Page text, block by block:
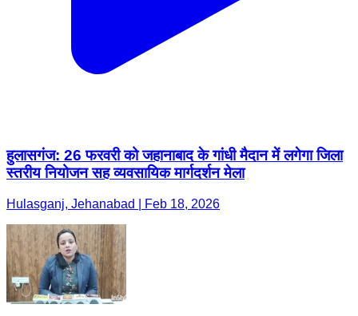
हुलासगंज: 26 फरवरी को जहानाबाद के गांधी मैदान में लगेगा जिला
स्तरीय नियोजन सह व्यवसायिक मार्गदर्शन मेला
Hulasganj, Jehanabad | Feb 18, 2026